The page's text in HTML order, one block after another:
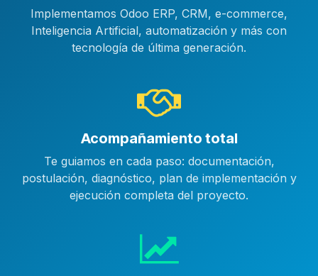
Implementamos Odoo ERP, CRM, e-commerce,
Inteligencia Artificial, automatización y más con
tecnología de última generación.
Acompañamiento total
Te guiamos en cada paso: documentación,
postulación, diagnóstico, plan de implementación y
ejecución completa del proyecto.